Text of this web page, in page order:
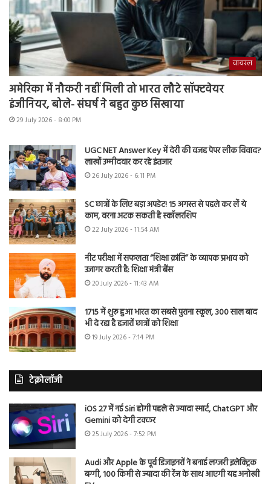
वायरल
अमेरिका में नौकरी नहीं मिली तो भारत लौटे सॉफ्टवेयर
इंजीनियर, बोले- संघर्ष ने बहुत कुछ सिखाया
29 July 2026 - 8:00 PM
UGC NET Answer Key में देरी की वजह पेपर लीक विवाद?
लाखों उम्मीदवार कर रहे इंतजार
26 July 2026 - 6:11 PM
SC छात्रों के लिए बड़ा अपडेट! 15 अगस्त से पहले कर लें ये
काम, वरना अटक सकती है स्कॉलरशिप
22 July 2026 - 11:54 AM
नीट परीक्षा में सफलता “शिक्षा क्रांति” के व्यापक प्रभाव को
उजागर करती है: शिक्षा मंत्री बैंस
20 July 2026 - 11:43 AM
1715 में शुरू हुआ भारत का सबसे पुराना स्कूल, 300 साल बाद
भी दे रहा है हजारों छात्रों को शिक्षा
19 July 2026 - 7:14 PM
टेक्नोलॉजी
iOS 27 में नई Siri होगी पहले से ज्यादा स्मार्ट, ChatGPT और
Gemini को देगी टक्कर
25 July 2026 - 7:52 PM
Audi और Apple के पूर्व डिजाइनरों ने बनाई लग्जरी इलेक्ट्रिक
बग्गी, 100 किमी से ज्यादा की रेंज के साथ आएगी यह अनोखी